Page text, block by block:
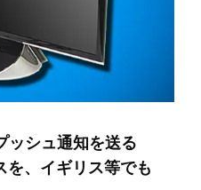
ッシュ通知を送る
を、イギリス等でも